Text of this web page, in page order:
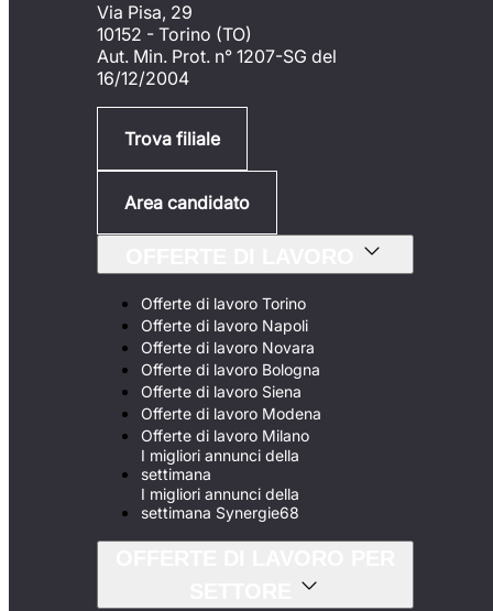
Via Pisa, 29
10152 - Torino (TO)
Aut. Min. Prot. n° 1207-SG del
16/12/2004
Trova filiale
Area candidato
Offerte di lavoro Torino
Offerte di lavoro Napoli
Offerte di lavoro Novara
Offerte di lavoro Bologna
Offerte di lavoro Siena
Offerte di lavoro Modena
Offerte di lavoro Milano
I migliori annunci della
settimana
I migliori annunci della
settimana Synergie68